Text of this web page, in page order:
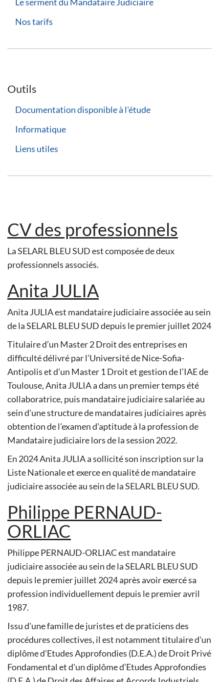
Nos tarifs
Outils
Documentation disponible à l'étude
Informatique
Liens utiles
CV des professionnels
La SELARL BLEU SUD est composée de deux
professionnels associés.
Anita JULIA
Anita JULIA est mandataire judiciaire associée au sein
de la SELARL BLEU SUD depuis le premier juillet 2024
Titulaire d’un Master 2 Droit des entreprises en
difficulté délivré par l’Université de Nice-Sofia-
Antipolis et d’un Master 1 Droit et gestion de l’IAE de
Toulouse, Anita JULIA a dans un premier temps été
collaboratrice, puis mandataire judiciaire salariée au
sein d'une structure de mandataires judiciaires après
obtention de l’examen d’aptitude à la profession de
Mandataire judiciaire lors de la session 2022.
En 2024 Anita JULIA a sollicité son inscription sur la
Liste Nationale et exerce en qualité de mandataire
judiciaire associée au sein de la SELARL BLEU SUD.
Philippe PERNAUD-
ORLIAC
Philippe PERNAUD-ORLIAC est mandataire
judiciaire associée au sein de la SELARL BLEU SUD
depuis le premier juillet 2024 après avoir exercé sa
profession individuellement depuis le premier avril
1987.
Issu d'une famille de juristes et de praticiens des
procédures collectives, il est notamment titulaire d'un
diplôme d’Etudes Approfondies (D.E.A.) de Droit Privé
Fondamental et d'un diplôme d’Etudes Approfondies